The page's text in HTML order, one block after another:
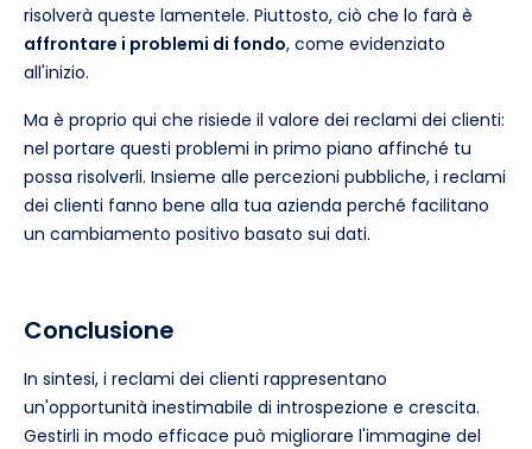
risolverà queste lamentele. Piuttosto, ciò che lo farà è
affrontare i problemi di fondo, come evidenziato
all'inizio.
Ma è proprio qui che risiede il valore dei reclami dei clienti:
nel portare questi problemi in primo piano affinché tu
possa risolverli. Insieme alle percezioni pubbliche, i reclami
dei clienti fanno bene alla tua azienda perché facilitano
un cambiamento positivo basato sui dati.
Conclusione
In sintesi, i reclami dei clienti rappresentano
un'opportunità inestimabile di introspezione e crescita.
Gestirli in modo efficace può migliorare l'immagine del